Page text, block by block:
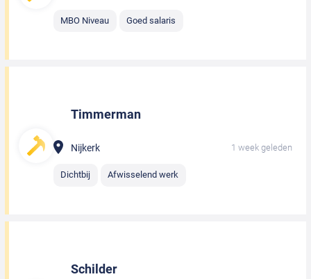
MBO Niveau Goed salaris
Timmerman
Nijkerk 1 week geleden
Dichtbij Afwisselend werk
Schilder